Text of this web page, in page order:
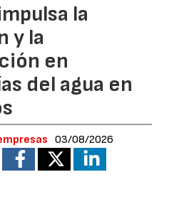
la
y la
en
del agua en
03/08/2026